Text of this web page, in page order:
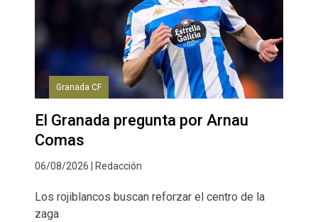
Granada CF
El Granada pregunta por Arnau
Comas
06/08/2026 | Redacción
Los rojiblancos buscan reforzar el centro de la
zaga